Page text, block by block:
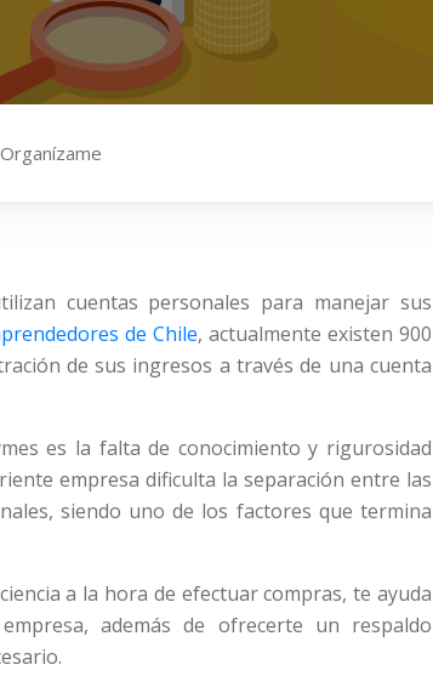
cuentas personales para manejar sus
de Chile, actualmente existen 900
de sus ingresos a través de una cuenta
es la falta de conocimiento y rigurosidad
empresa dificulta la separación entre las
siendo uno de los factores que termina
a la hora de efectuar compras, te ayuda
además de ofrecerte un respaldo